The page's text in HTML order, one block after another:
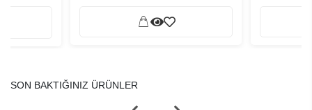
SON BAKTIĞINIZ ÜRÜNLER